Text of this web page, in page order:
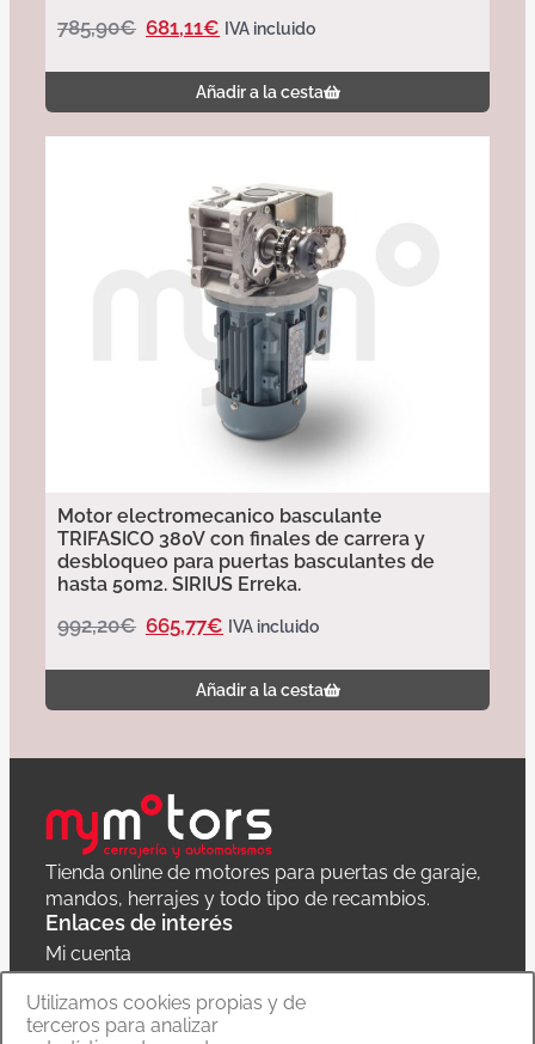
785,90€ 681,11€ IVA incluido
Añadir a la cesta
Motor electromecanico basculante
TRIFASICO 380V con finales de carrera y
desbloqueo para puertas basculantes de
hasta 50m2. SIRIUS Erreka.
992,20€ 665,77€ IVA incluido
Añadir a la cesta
Tienda online de motores para puertas de garaje,
mandos, herrajes y todo tipo de recambios.
Enlaces de interés
Mi cuenta
Política de privacidad
Carrito
Utilizamos cookies propias y de
terceros para analizar